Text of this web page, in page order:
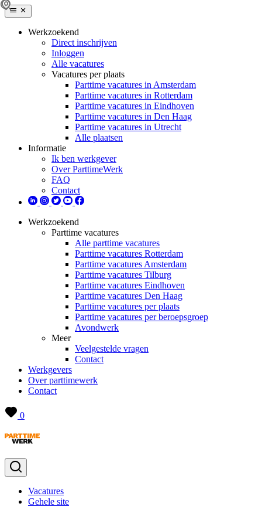
Werkzoekend
Direct inschrijven
Inloggen
Alle vacatures
Vacatures per plaats
Parttime vacatures in Amsterdam
Parttime vacatures in Rotterdam
Parttime vacatures in Eindhoven
Parttime vacatures in Den Haag
Parttime vacatures in Utrecht
Alle plaatsen
Informatie
Ik ben werkgever
Over ParttimeWerk
FAQ
Contact
Werkzoekend
Parttime vacatures
Alle parttime vacatures
Parttime vacatures Rotterdam
Parttime vacatures Amsterdam
Parttime vacatures Tilburg
Parttime vacatures Eindhoven
Parttime vacatures Den Haag
Parttime vacatures per plaats
Parttime vacatures per beroepsgroep
Avondwerk
Meer
Veelgestelde vragen
Contact
Werkgevers
Over parttimewerk
Contact
0
Vacatures
Gehele site